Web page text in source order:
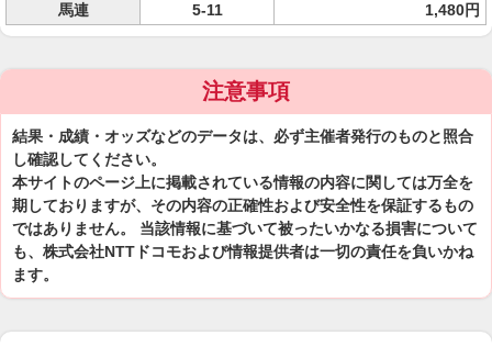
馬連
5-11 1,480円
注意事項
結果・成績・オッズなどのデータは、必ず主催者発行のものと照合
し確認してください。
本サイトのページ上に掲載されている情報の内容に関しては万全を
期しておりますが、その内容の正確性および安全性を保証するもの
ではありません。 当該情報に基づいて被ったいかなる損害について
も、株式会社NTTドコモおよび情報提供者は一切の責任を負いかね
ます。